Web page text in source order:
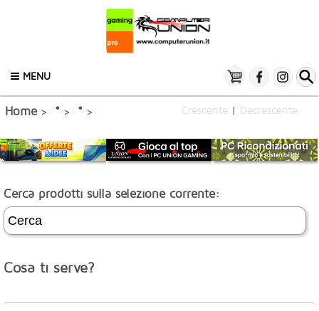
MENU
Home> * > * > Crescente | Decrescente
Cerca prodotti sulla selezione corrente:
Cosa ti serve?